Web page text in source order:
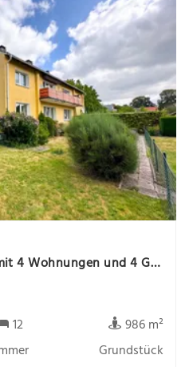
Gepflegte Kapitalanlage mit 4 Wohnungen und 4 Garagen, ruhige Lage
12
986 m²
Grundstück